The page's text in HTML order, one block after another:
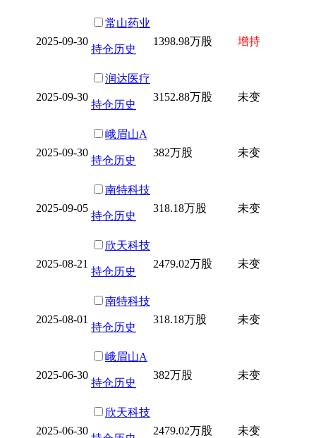
2025-09-30
常山药业
持仓历史
1398.98万股 增持
2025-09-30
润达医疗
持仓历史
3152.88万股 未变
2025-09-30
峨眉山A
持仓历史
382万股 未变
2025-09-05
南特科技
持仓历史
318.18万股 未变
2025-08-21
欣天科技
持仓历史
2479.02万股 未变
2025-08-01
南特科技
持仓历史
318.18万股 未变
2025-06-30
峨眉山A
持仓历史
382万股 未变
2025-06-30
欣天科技
2479.02万股 未变